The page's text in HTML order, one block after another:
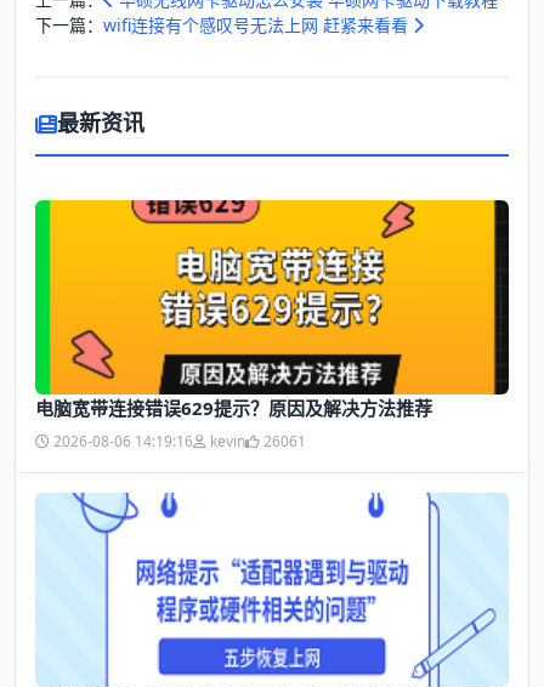
下一篇： wifi连接有个感叹号无法上网 赶紧来看看
最新资讯
电脑宽带连接错误629提示？原因及解决方法推荐
2026-08-06 14:19:16 kevin 26061